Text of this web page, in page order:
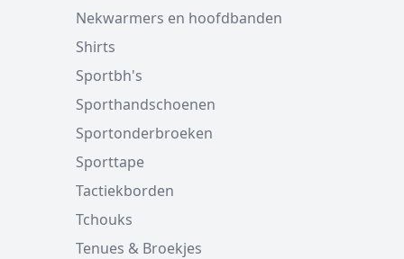
Nekwarmers en hoofdbanden
Shirts
Sportbh's
Sporthandschoenen
Sportonderbroeken
Sporttape
Tactiekborden
Tchouks
Tenues & Broekjes